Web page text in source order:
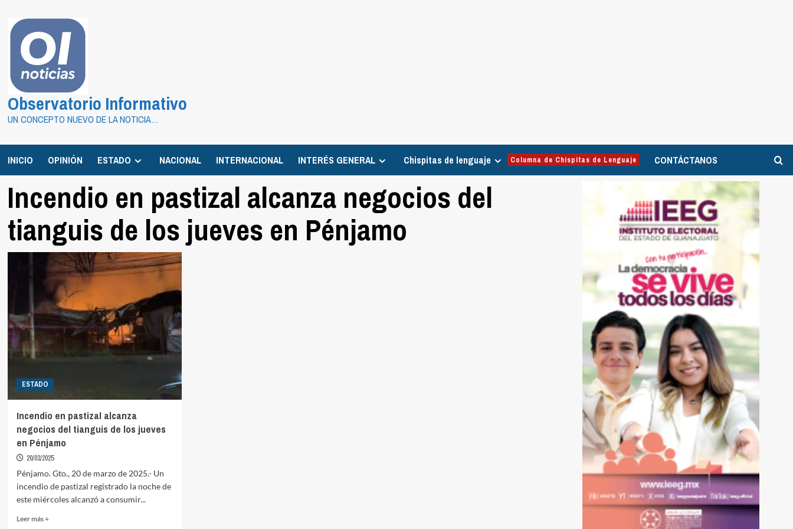
contenido
Observatorio Informativo
UN CONCEPTO NUEVO DE LA NOTICIA…
INICIO OPINIÓN ESTADO NACIONAL INTERNACIONAL INTERÉS GENERAL Chispitas de lenguaje Columna de Chispitas de Lenguaje CONTÁCTANOS
Incendio en pastizal alcanza negocios del
tianguis de los jueves en Pénjamo
ESTADO
Incendio en pastizal alcanza
negocios del tianguis de los jueves
en Pénjamo
20/03/2025
Pénjamo. Gto., 20 de marzo de 2025.- Un
incendio de pastizal registrado la noche de
este miércoles alcanzó a consumir...
Leer más +Read